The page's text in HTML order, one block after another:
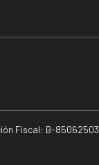
Fiscal: B-85062503